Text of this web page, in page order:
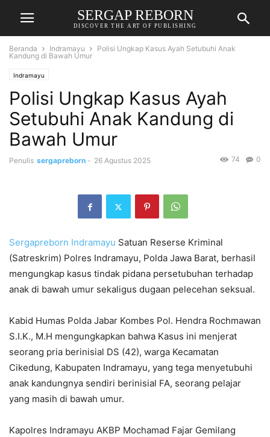
SERGAP REBORN
DISCOVER THE ART OF PUBLISHING
Beranda Indramayu
Polisi Ungkap Kasus Ayah Setubuhi Anak
Kandung di Bawah Umur
Indramayu
Polisi Ungkap Kasus Ayah
Setubuhi Anak Kandung di
Bawah Umur
Penulis sergapreborn - 26 Agustus 2025 0
74
Sergapreborn Indramayu Satuan Reserse Kriminal
(Satreskrim) Polres Indramayu, Polda Jawa Barat, berhasil
mengungkap kasus tindak pidana persetubuhan terhadap
anak di bawah umur sekaligus dugaan pelecehan seksual.
Kabid Humas Polda Jabar Kombes Pol. Hendra Rochmawan
S.I.K., M.H mengungkapkan bahwa Kasus ini menjerat
seorang pria berinisial DS (42), warga Kecamatan
Cikedung, Kabupaten Indramayu, yang tega menyetubuhi
anak kandungnya sendiri berinisial FA, seorang pelajar
yang masih di bawah umur.
Kapolres Indramayu AKBP Mochamad Fajar Gemilang